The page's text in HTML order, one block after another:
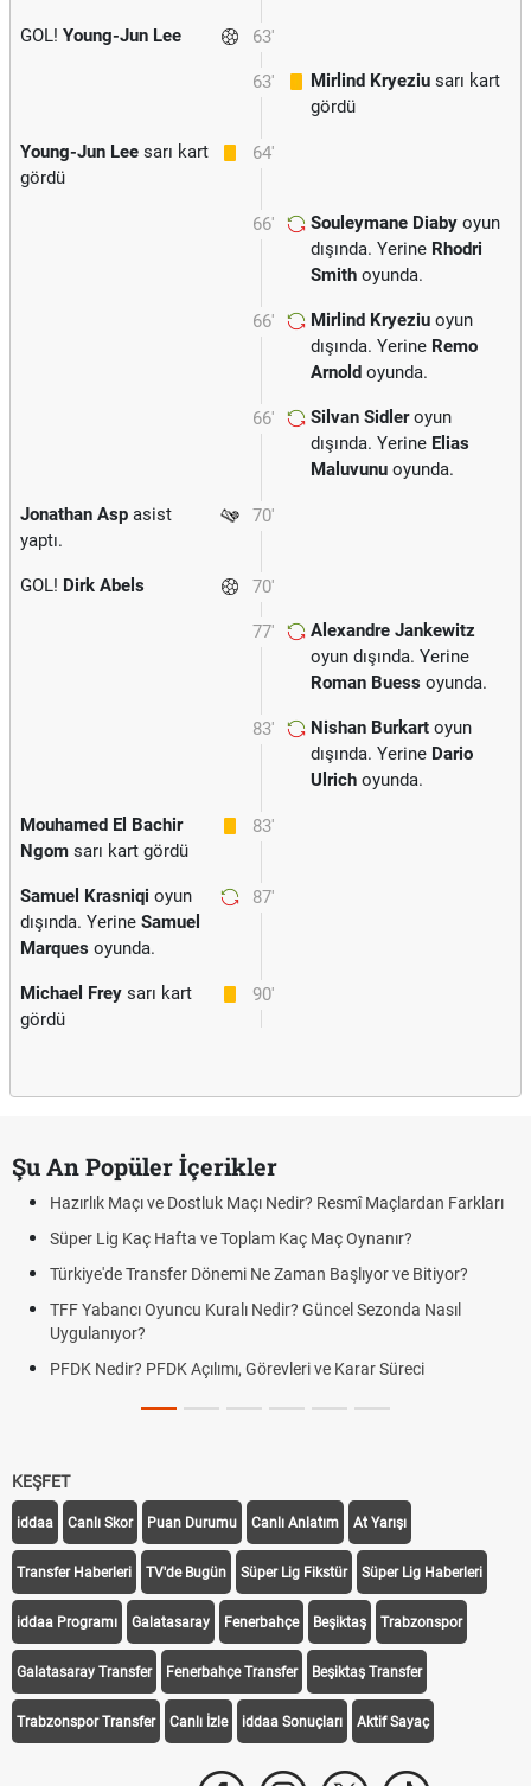
63'
GOL! Young-Jun Lee
63' Mirlind Kryeziu sarı kart
gördü
64'
Young-Jun Lee sarı kart
gördü
66' Souleymane Diaby oyun
dışında. Yerine Rhodri
Smith oyunda.
66' Mirlind Kryeziu oyun
dışında. Yerine Remo
Arnold oyunda.
66' Silvan Sidleroyun
dışında. Yerine Elias
Maluvunu oyunda.
70'
Jonathan Asp asist
yaptı.
70'
GOL! Dirk Abels
77'
Alexandre Jankewitz
oyun dışında. Yerine
Roman Buess oyunda.
83' Nishan Burkart oyun
dışında. Yerine Dario
Ulrich oyunda.
83'
Mouhamed El Bachir
Ngom sarı kart gördü
87'
Samuel Krasniqi oyun
dışında. Yerine Samuel
Marques oyunda.
90'
Michael Frey sarı kart
gördü
Şu An Popüler İçerikler
Hazırlık Maçı ve Dostluk Maçı Nedir? Resmî Maçlardan Farkları
Süper Lig Kaç Hafta ve Toplam Kaç Maç Oynanır?
Türkiye'de Transfer Dönemi Ne Zaman Başlıyor ve Bitiyor?
TFF Yabancı Oyuncu Kuralı Nedir? Güncel Sezonda Nasıl
Uygulanıyor?
PFDK Nedir? PFDK Açılımı, Görevleri ve Karar Süreci
KEŞFET
iddaa Canlı Skor Puan Durumu Canlı Anlatım At Yarışı
Transfer Haberleri TV'de Bugün Süper Lig Fikstür Süper Lig Haberleri
iddaa Programı Galatasaray Fenerbahçe Beşiktaş Trabzonspor
Galatasaray Transfer Fenerbahçe Transfer Beşiktaş Transfer
Trabzonspor Transfer Canlı İzle iddaa Sonuçları Aktif Sayaç